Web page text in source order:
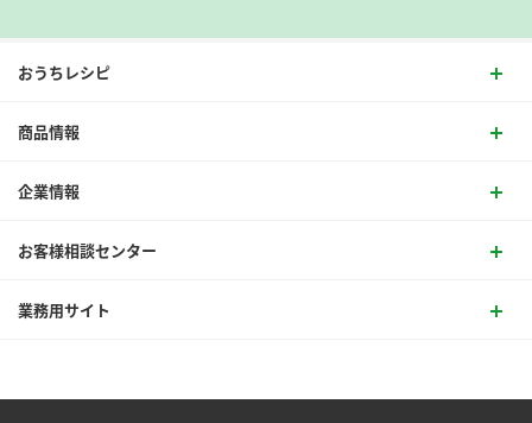
おうちレシピ
商品情報
企業情報
お客様相談センター
業務用サイト